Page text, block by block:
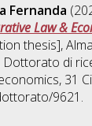
Fernanda
Law &
thesis],
Dottorato di
, 31
9621.